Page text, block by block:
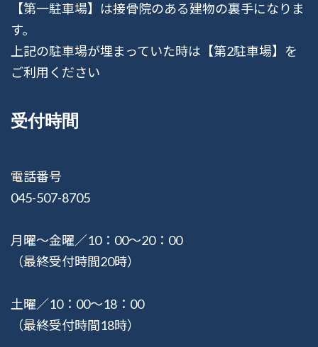
【第一駐車場】は接骨院のある建物の裏手になりま
す。
上記の駐車場が埋まっていた時は【第2駐車場】を
ご利用ください
受付時間
電話番号
045-507-8705
月曜〜金曜／10：00〜20：00
（最終受付時間20時）
土曜／10：00〜18：00
（最終受付時間18時）